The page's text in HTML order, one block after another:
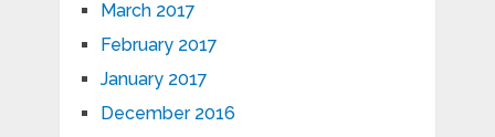
March 2017
February 2017
January 2017
December 2016